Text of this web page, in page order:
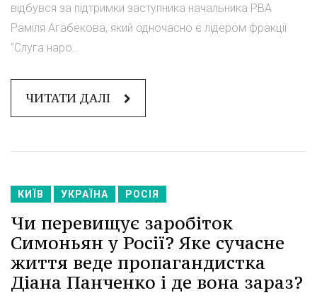
відбувся за підтримки заступника начальника РВА
Раміля Агабекова, який одночасно є лідером фракції
"Слуга наро...
ЧИТАТИ ДАЛІ
КИЇВ УКРАЇНА РОСІЯ
Чи перевищує заробіток
Симоньян у Росії? Яке сучасне
життя веде пропагандистка
Діана Панченко і де вона зараз?